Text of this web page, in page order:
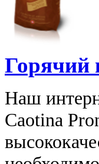
Горячий
Наш
Caotina